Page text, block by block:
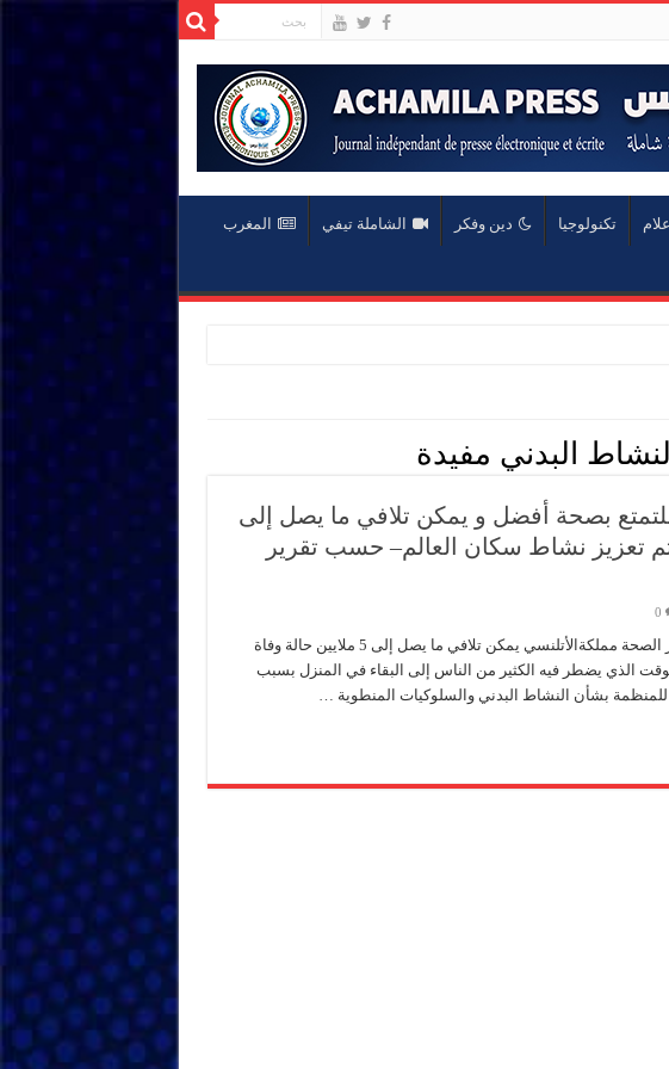
تكنولوجيا دين وفكر الشاملة تيفي المغرب
البدني مفيدة
بصحة أفضل و يمكن تلافي ما يصل إلى
تم تعزيز نشاط سكان العالم– حسب تقرير
0
الشاملة بريس- إعداد: دكتور/محمد الرفاعي وزير الصحة مملكةالأتلنسي يمكن تلافي ما يصل إلى 5 ملايين حالة وفاة
الذي يضطر فيه الكثير من الناس إلى البقاء في المنزل بسبب